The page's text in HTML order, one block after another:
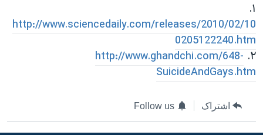
۱.
http://www.sciencedaily.com/releases/2010/02/10
0205122240.htm
۲. http://www.ghandchi.com/648-
SuicideAndGays.htm
اشتراک Follow us